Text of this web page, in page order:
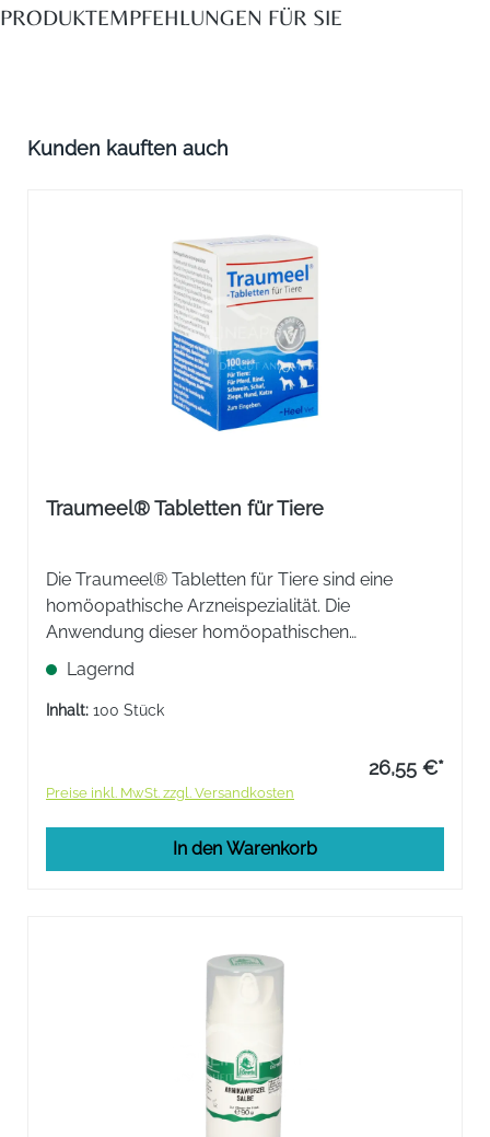
PRODUKTEMPFEHLUNGEN FÜR SIE
Produktgalerie überspringen
Kunden kauften auch
Traumeel® Tabletten für Tiere
Die Traumeel® Tabletten für Tiere sind eine
homöopathische Arzneispezialität. Die
Anwendung dieser homöopathischen
Arzneispezialität in den genannten
Anwendungsgebieten beruht ausschließlich auf
homöopathischer Erfahrung.
Lagernd
Inhalt: 100 Stück
26,55 €*
Preise inkl. MwSt. zzgl. Versandkosten
In den Warenkorb